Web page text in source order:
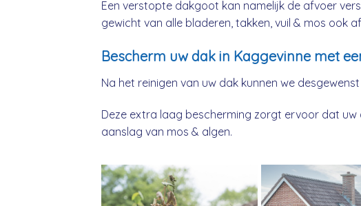
Een verstopte dakgoot kan namelijk de afvoer
gewicht van alle bladeren, takken, vuil & mos ook
Bescherm uw dak in Kaggevinne met
Na het reinigen van uw dak kunnen we
Deze extra laag bescherming zorgt ervoor dat
aanslag van mos & algen.